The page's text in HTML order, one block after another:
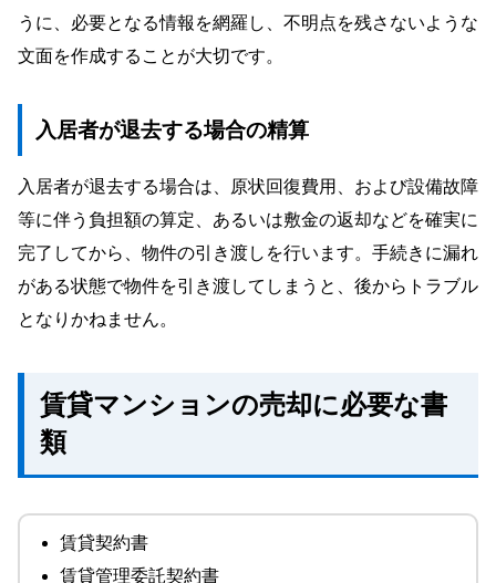
うに、必要となる情報を網羅し、不明点を残さないような
文面を作成することが大切です。
入居者が退去する場合の精算
入居者が退去する場合は、原状回復費用、および設備故障
等に伴う負担額の算定、あるいは敷金の返却などを確実に
完了してから、物件の引き渡しを行います。手続きに漏れ
がある状態で物件を引き渡してしまうと、後からトラブル
となりかねません。
賃貸マンションの売却に必要な書
類
賃貸契約書
賃貸管理委託契約書